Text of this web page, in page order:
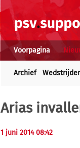
Voorpagina
Archief
Arias
1 juni 2014 08:42